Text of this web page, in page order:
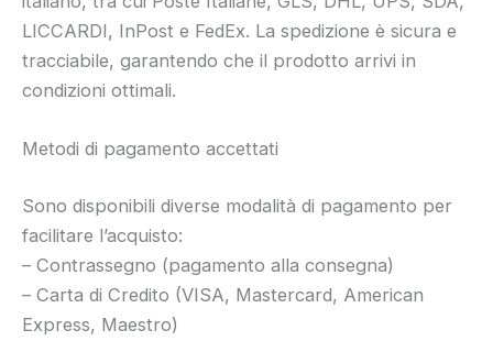
LICCARDI, InPost e FedEx. La spedizione è sicura e
tracciabile, garantendo che il prodotto arrivi in
condizioni ottimali.
Metodi di pagamento accettati
Sono disponibili diverse modalità di pagamento per
facilitare l’acquisto:
– Contrassegno (pagamento alla consegna)
– Carta di Credito (VISA, Mastercard, American
Express, Maestro)